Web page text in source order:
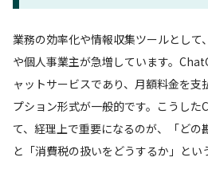
業務の効率化や情報収集ツールとし
や個人事業主が急増しています。
ャットサービスであり、月額料金を支
プション形式が一般的です。こうし
て、経理上で重要になるのが、「どの
と「消費税の扱いをどうするか」とい